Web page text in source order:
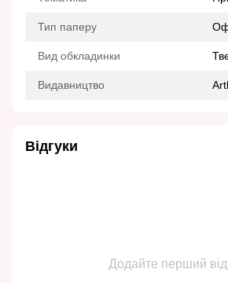
Тип паперу
Вид обкладинки
Видавництво
Відгуки
Додайте перший